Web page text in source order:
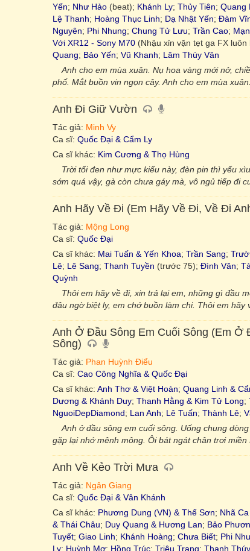
Yến; Như Hảo (beat); Khánh Ly; Thủy Tiên; Quang
Lệ Thanh; Hoàng Thục Linh; Dạ Nhật Yến; Đàm
Nguyên; Phi Nhung; Chung Tử Lưu; Trần Cao;
Với XR12 - Sony M70 (Nhậu xỉn vặn tẹt ga FX
Quang; Bảo Yến; Vũ Khanh; Lâm Thúy Vân
Anh cho em mùa xuân. Nụ hoa vàng mới nở,
phố. Mắt buồn vin ngọn cây. Anh cho em mùa
Anh Đi Giữ Vườn
Tác giả: Minh Vy
Ca sĩ: Quốc Đại & Cẩm Ly
Ca sĩ khác: Kim Cương & Thọ Hùng
Trời tối đen như mực kiểu này, đèn pin thì yếu
sớm quá vậy, gà còn chưa gáy mà, vô ngủ tiếp đi
Anh Hãy Về Đi (Em Hãy Về Đi, Về Đi
Tác giả: Mộng Long
Ca sĩ: Quốc Đại
Ca sĩ khác: Mai Tuấn & Yến Khoa; Trần Sang;
Lê; Lê Sang; Thanh Tuyền (trước 75); Đình Văn;
Quỳnh
Thôi em hãy về đi, xin trả lại em, những gì đầu
đâu ngờ biệt ly, em chớ buồn làm chi. Thôi em hãy
Anh Ở Đầu Sông Em Cuối Sông (Em Ở
Sông)
Tác giả: Phan Huỳnh Điểu
Ca sĩ: Cao Công Nghĩa & Quốc Đại
Ca sĩ khác: Anh Thơ & Việt Hoàn; Quang Linh &
Dương & Khánh Duy; Thanh Hằng & Kim Tử Long;
NguoiDepDiamond; Lan Anh; Lê Tuấn; Thành Lê;
Anh ở đầu sông em cuối sông. Uống chung
gặp lại nhớ mênh mông. Ôi bát ngát chân trơi
Anh Về Kẻo Trời Mưa
Tác giả: Ngân Giang
Ca sĩ: Quốc Đại & Vân Khánh
Ca sĩ khác: Phương Dung (VN) & Thế Sơn; Nhã
& Thái Châu; Duy Quang & Hương Lan; Bảo
Tuyết; Giao Linh; Khánh Hoàng; Chưa Biết; Phi
Ly; Huỳnh Mơ; Hồng Trúc; Triệu Trang; Thanh Thúy